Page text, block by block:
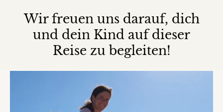
Wir freuen uns darauf, dich
und dein Kind auf dieser
Reise zu begleiten!